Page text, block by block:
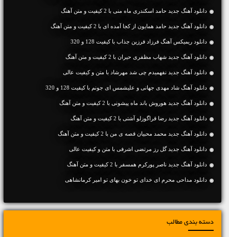
دانلود آهنگ جديد حامد اسکندری ماه منی با 2 کیفیت و متن آهنگ
دانلود آهنگ جديد حامد همایون از کجا آمده ای با 2 کیفیت و متن آهنگ
دانلود ریمیکس آهنگ فرزاد فرزین جذاب با کیفیت 128 و 320
دانلود آهنگ جديد شهاب مظفری حیران با 2 کیفیت و متن آهنگ
دانلود آهنگ جديد نفهمیدم چی شد مهرشاد با متن و کیفیت عالی
دانلود آهنگ شاد مهدی جهانی و علیشمس ای جونم با کیفیت 128 و 320
دانلود آهنگ جديد هوروش باند ماه پیشونی با 2 کیفیت و متن آهنگ
دانلود آهنگ جديد رضا قراگوزلو آشتی با 2 کیفیت و متن آهنگ
دانلود آهنگ جديد محمد محبیان قصه ی من با 2 کیفیت و متن آهنگ
دانلود آهنگ جديد گل رز مرتضی اشرفی با متن و کیفیت عالی
دانلود آهنگ جديد ناصر پورکرم همسفر با 2 کیفیت و متن آهنگ
دانلود مداحی محرم ای خدای تو خون بهای تو امیر کرمانشاهی
دسته بندی مطالب